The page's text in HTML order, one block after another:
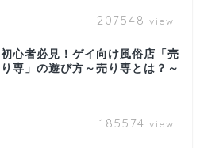
207548 view
初心者必見！ゲイ向け風俗店「売
り専」の遊び方～売り専とは？～
185574 view